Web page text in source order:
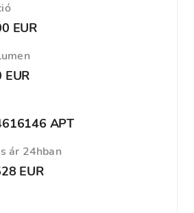
EUR
EUR
APT
ár 24hban
EUR